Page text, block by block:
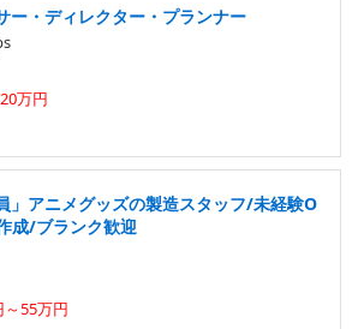
ー・ディレクター・プランナー
万円
」アニメグッズの製造スタッフ/未経験O
成/ブランク歓迎
～55万円